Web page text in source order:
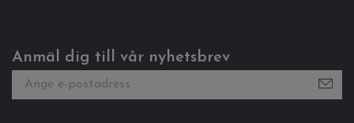
Anmäl dig till vår nyhetsbrev